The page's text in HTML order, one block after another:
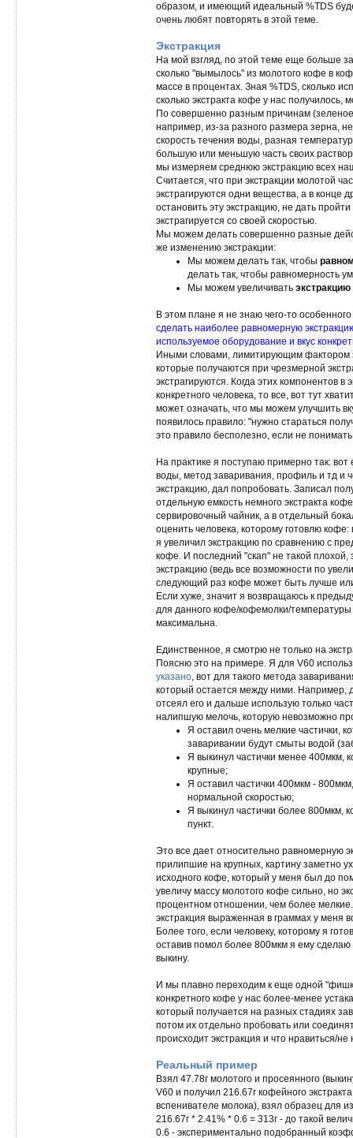
образом, и имеющий идеальный %TDS
очень любят повторять в этой теме.
Экстракция
На мой взгляд, по этой теме еще больше
сколько "вымылось" из молотого кофе в
массе в процентах. Зная %TDS, сколько
сколько экстракта кофе у нас получилось,
По совершенно разным причинам
например, из-за разного размера зерна,
скорость течения воды, разная
большую или меньшую часть своих
мы измеряем среднюю экстракцию всех
Считается, что при экстракции молотой
экстрагируются одни вещества, а в конце
остановить эту экстракцию, не дать
экстрагируется со своей скоростью.
Мы можем делать совершенно разные
же изменению экстракции:
Мы можем делать так, чтобы
делать так, чтобы равномерность
Мы можем увеличивать экстракцию
В этом плане я не знаю чего-то
сделать наиболее равномерную
используемое оборудование и вкус
Иными словами, лимитирующим фактором
которые получаются при чрезмерной
экстрагируются. Когда этих компонентов в
конкретного человека, то все, вот тут
может означать, что мы можем улучшить
появилось правило: "нужно стараться
это правило бесполезно, если не
На практике я поступаю примерно так:
воды, метод заваривания, профиль и тд и
экстракцию, дал попробовать. Записал
отдельную емкость немного экстракта
сервировочный чайник, а в отдельный
оценить человека, которому готовлю
я увеличил экстракцию по сравнению с
кофе. И последний "скап" не такой
экстракцию (ведь все возможности по
следующий раз кофе может быть лучше
Если хуже, значит я возвращаюсь к
для данного кофе/кофемолки/
максимальна.
Единственное, я смотрю не только на
Поясню это на примере. Я для V60
указано , вот для такого метода
который остается между ними. Например,
отсеял его и дальше использую только
налипшую мелочь, которую невозможно
Я оставил очень мелкие частички,
заваривании будут смыты водой
Я выкинул частички менее 400мкм,
крупные;
Я оставил частички 400мкм -
нормальной скоростью;
Я выкинул частички более 800мкм,
пункт.
Это все дает относительно равномерную
прилипшие на крупных, картину заметно
исходного кофе, который у меня был до
увеличу массу молотого кофе сильно, но
процентном отношении, чем более
экстракция выраженная в граммах у меня
Более того, если человеку, которому я
оставив помол более 800мкм я ему сделаю
выкину.
И мы плавно переходим к еще одной
конкретного кофе у нас более-менее
который получается на разных стадиях
потом их отдельно пробовать или
происходит экстракция и что нравиться/не
Реальный пример
Взял 47.78г молотого и просеянного
V60 и получил 216.67г кофейного
вспенивателе молока), взял образец для
216.67г * 2.41% * 0.6 = 313г - до такой
0.6 - экспериментально подобранный